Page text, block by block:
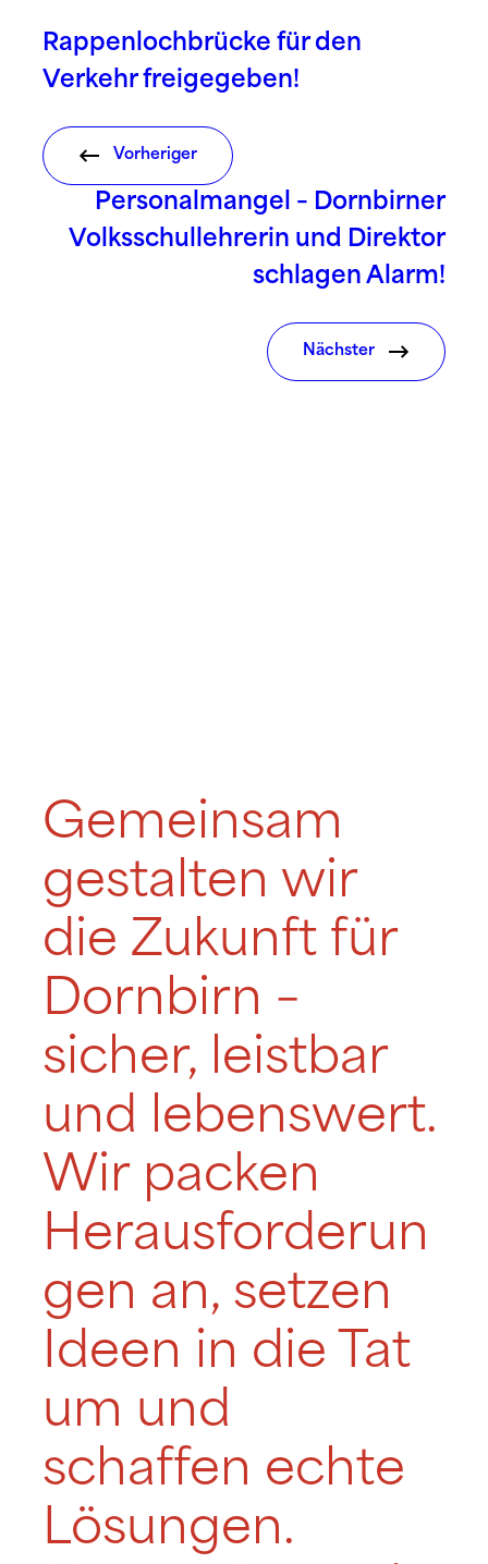
Rappenlochbrücke für den
Verkehr freigegeben!
Vorheriger
Personalmangel – Dornbirner
Volksschullehrerin und Direktor
schlagen Alarm!
Nächster
Gemeinsam
gestalten wir
die Zukunft für
Dornbirn –
sicher, leistbar
und lebenswert.
Wir packen
Herausforderun
gen an, setzen
Ideen in die Tat
um und
schaffen echte
Lösungen.